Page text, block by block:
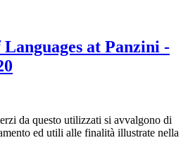
at Panzini -
da questo utilizzati si avvalgono di
ed utili alle finalità illustrate nella